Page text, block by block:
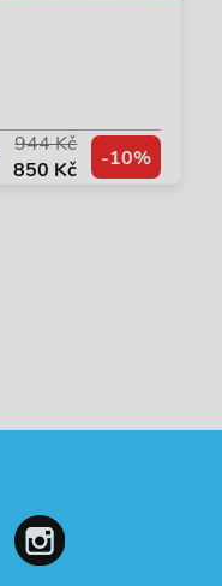
944 Kč
850 Kč
-10%